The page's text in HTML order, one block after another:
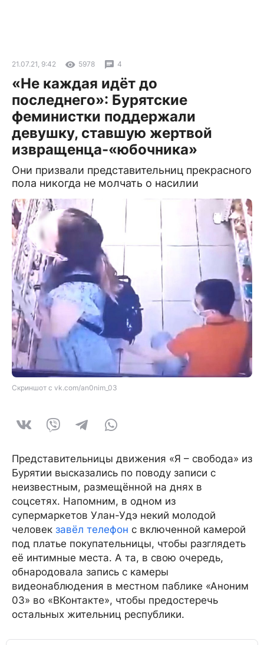
21.07.21, 9:42 5978 4
«Не каждая идёт до
последнего»: Бурятские
феминистки поддержали
девушку, ставшую жертвой
извращенца-«юбочника»
Они призвали представительниц прекрасного
пола никогда не молчать о насилии
Скриншот с vk.com/an0nim_03
Представительницы движения «Я – свобода» из
Бурятии высказались по поводу записи с
неизвестным, размещённой на днях в
соцсетях. Напомним, в одном из
супермаркетов Улан-Удэ некий молодой
человек завёл телефон с включенной камерой
под платье покупательницы, чтобы разглядеть
её интимные места. А та, в свою очередь,
обнародовала запись с камеры
видеонаблюдения в местном паблике «Аноним
03» во «ВКонтакте», чтобы предостеречь
остальных жительниц республики.